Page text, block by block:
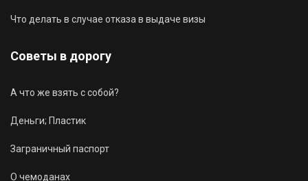
Что делать в случае отказа в выдаче визы
Советы в дорогу
А что же взять с собой?
Деньги; Пластик
Заграничный паспорт
О чемоданах